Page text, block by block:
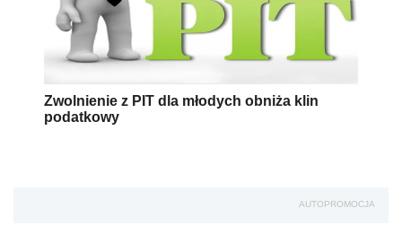
Zwolnienie z PIT dla młodych obniża klin
podatkowy
AUTOPROMOCJA